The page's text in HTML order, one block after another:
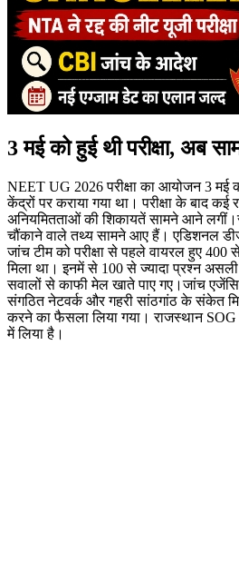
3 मई को हुई थी परीक्षा, अब
NEET UG 2026 परीक्षा का आयोजन 3 मई
केंद्रों पर कराया गया था। परीक्षा के बाद
अनियमितताओं की शिकायतें सामने आने
चौंकाने वाले तथ्य सामने आए हैं। एडिशनल
जांच टीम को परीक्षा से पहले वायरल हुए
मिला था। इनमें से 100 से ज्यादा प्रश्न असली
सवालों से काफी मेल खाते पाए गए।जांच
संगठित नेटवर्क और गहरी सांठगांठ के संकेत
करने का फैसला लिया गया। राजस्थान
में लिया है।